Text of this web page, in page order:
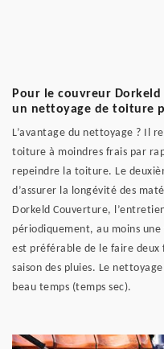
Pour le couvreur
un nettoyage de toiture
L’avantage du nettoyage ? Il
toiture à moindres frais par
repeindre la toiture. Le
d’assurer la longévité des
Dorkeld Couverture,
périodiquement, au moins
est préférable de le faire deux
saison des pluies. Le
beau temps (temps sec).